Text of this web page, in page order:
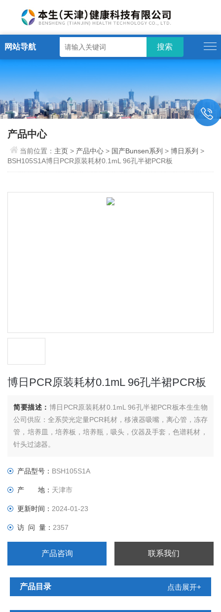
网站导航
产品中心
当前位置： 主页> 产品中心 > 国产Bunsen系列 >博日系列 >
BSH105S1A博日PCR原装耗材0.1mL 96孔半裙PCR板
博日PCR原装耗材0.1mL 96孔半裙PCR板
简要描述： 博日PCR原装耗材0.1mL 96孔半裙PCR板本生生物
公司供应：全系荧光定量PCR耗材，移液器吸嘴，离心管，冻存
管，培养皿，培养板，培养瓶，吸头，仪器及手套，色谱耗材，
针头过滤器。
产品型号： BSH105S1A
产 地： 天津市
更新时间：2024-01-23
访 问 量：2357
产品咨询 联系我们
产品目录 点击展开+